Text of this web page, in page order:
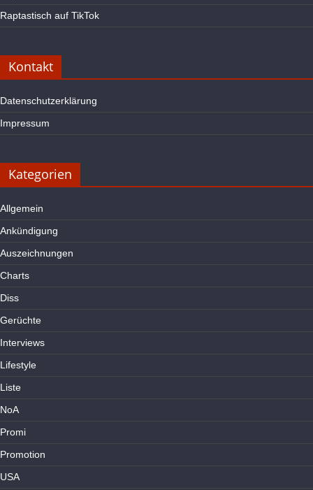
Raptastisch auf TikTok
Kontakt
Datenschutzerklärung
Impressum
Kategorien
Allgemein
Ankündigung
Auszeichnungen
Charts
Diss
Gerüchte
Interviews
Lifestyle
Liste
NoA
Promi
Promotion
USA